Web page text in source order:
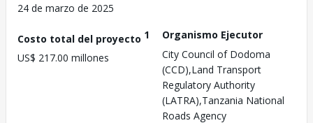
24 de marzo de 2025
Costo total del proyecto 1
US$ 217.00 millones
Organismo Ejecutor
City Council of Dodoma
(CCD),Land Transport
Regulatory Authority
(LATRA),Tanzania National
Roads Agency